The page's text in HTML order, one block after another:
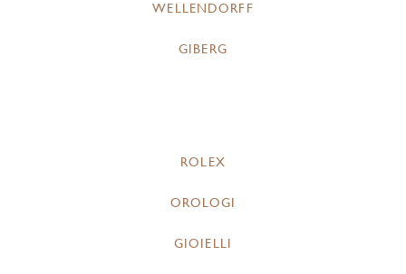
WELLENDORFF
GIBERG
ROLEX
OROLOGI
GIOIELLI